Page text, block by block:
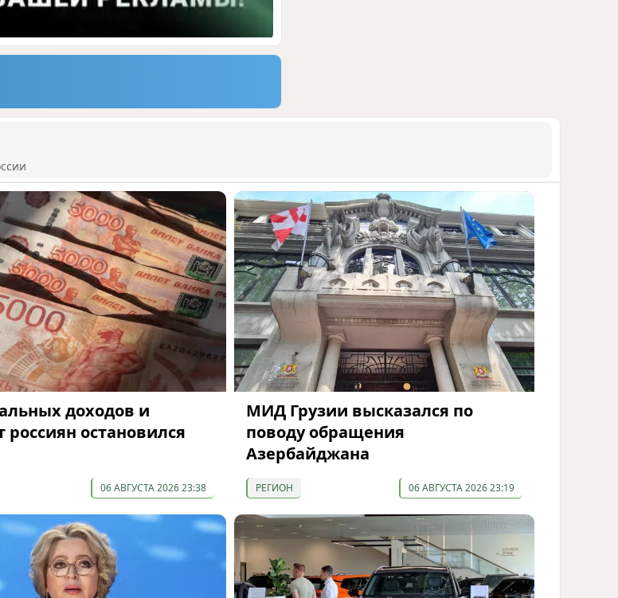
СТАТЬЯ ВЛАДИМИРА ЦХВЕДИАНИ
988 05 Августа 2026 17:46
доходов и
россиян остановился
06 АВГУСТА 2026 23:38
МИД Грузии высказался по
поводу обращения
Азербайджана
РЕГИОН 06 АВГУСТА 2026 23:19